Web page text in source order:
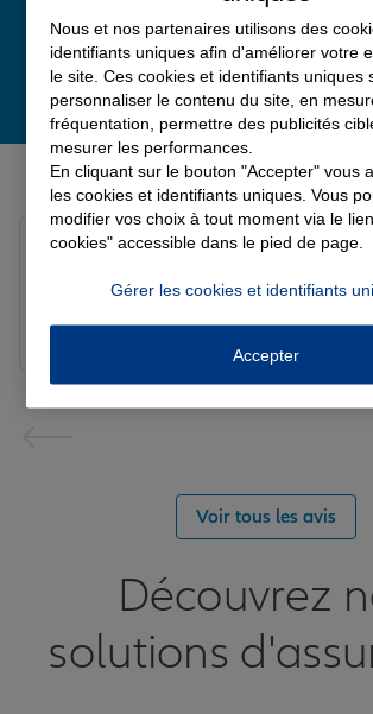
Derniers avis de nos
Le 09/08/2026 - Agence LANGRES-SAINT
Fanny B.
Voir tous les avis
Découvrez
solutions
Nous et nos partenaires utilisons des
identifiants uniques afin d'améliorer votre
le site. Ces cookies et identifiants uniques
personnaliser le contenu du site, en
fréquentation, permettre des publicités
mesurer les performances.
En cliquant sur le bouton "Accepter" vous
les cookies et identifiants uniques. Vous
modifier vos choix à tout moment via le
cookies" accessible dans le pied de page.
Gérer les cookies et identifiants
Accepter